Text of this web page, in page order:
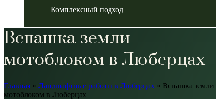
Комплексный подход
Вспашка земли
мотоблоком в Люберцах
Главная » Ландшафтные работы в Люберцах » Вспашка земли
мотоблоком в Люберцах